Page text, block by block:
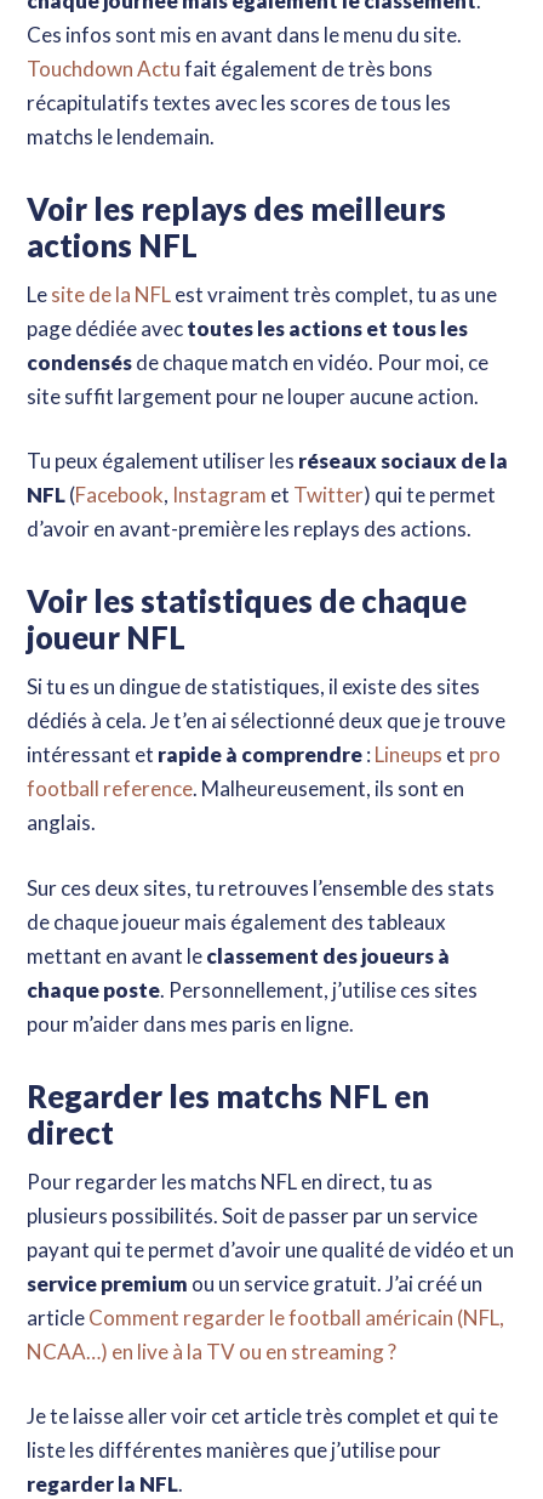
Ces infos sont mis en avant dans le menu du site.
Touchdown Actufait également de très bons
récapitulatifs textes avec les scores de tous les
matchs le lendemain.
Voir les replays des meilleurs
actions NFL
Lesite de la NFLest vraiment très complet, tu as une
page dédiée avectoutes les actions et tous les
condensésde chaque match en vidéo. Pour moi, ce
site suffit largement pour ne louper aucune action.
Tu peux également utiliser les réseaux sociaux de la
NFL(Facebook, Instagram et Twitter) qui te permet
d’avoir en avant-première les replays des actions.
Voir les statistiques de chaque
joueur NFL
Si tu es un dingue de statistiques, il existe des sites
dédiés à cela. Je t’en ai sélectionné deux que je trouve
intéressant et rapide à comprendre: Lineups et pro
football reference. Malheureusement, ils sont en
anglais.
Sur ces deux sites, tu retrouves l’ensemble des stats
de chaque joueur mais également des tableaux
mettant en avant leclassement des joueurs à
chaque poste. Personnellement, j’utilise ces sites
pour m’aider dans mes paris en ligne.
Regarder les matchs NFL en
direct
Pour regarder les matchs NFL en direct, tu as
plusieurs possibilités. Soit de passer par un service
payant qui te permet d’avoir une qualité de vidéo et un
service premium ou un service gratuit. J’ai créé un
articleComment regarder le football américain (NFL,
NCAA…) en live à la TV ou en streaming ?
Je te laisse aller voir cet article très complet et qui te
liste les différentes manières que j’utilise pour
regarder la NFL.
Apprends toutes les bases de ce sport sans y
Découvrir maintenant